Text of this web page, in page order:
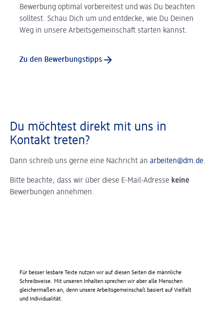
Bewerbung optimal vorbereitest und was Du beachten
solltest. Schau Dich um und entdecke, wie Du Deinen
Weg in unsere Arbeitsgemeinschaft starten kannst.
Zu den Bewerbungstipps
Du möchtest direkt mit uns in
Kontakt treten?
Dann schreib uns gerne eine Nachricht an arbeiten@dm.de.
Bitte beachte, dass wir über diese E-Mail-Adresse keine
Bewerbungen annehmen.
Für besser lesbare Texte nutzen wir auf diesen Seiten die männliche
Schreibweise. Mit unseren Inhalten sprechen wir aber alle Menschen
gleichermaßen an, denn unsere Arbeitsgemeinschaft basiert auf Vielfalt
und Individualität.